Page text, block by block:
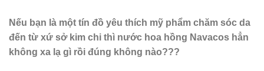
Nếu bạn là một tín đồ yêu thích mỹ phẩm chăm sóc da
đến từ xứ sở kim chi thì nước hoa hồng Navacos hẳn
không xa lạ gì rồi đúng không nào???